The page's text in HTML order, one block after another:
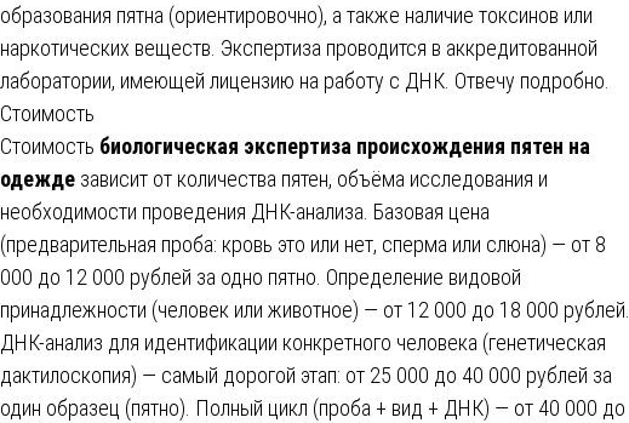
образования пятна (ориентировочно), а также наличие токсинов или
наркотических веществ. Экспертиза проводится в аккредитованной
лаборатории, имеющей лицензию на работу с ДНК. Отвечу подробно.
Стоимость
Стоимость биологическая экспертиза происхождения пятен на
одежде зависит от количества пятен, объёма исследования и
необходимости проведения ДНК-анализа. Базовая цена
(предварительная проба: кровь это или нет, сперма или слюна) — от 8
000 до 12 000 рублей за одно пятно. Определение видовой
принадлежности (человек или животное) — от 12 000 до 18 000 рублей.
ДНК-анализ для идентификации конкретного человека (генетическая
дактилоскопия) — самый дорогой этап: от 25 000 до 40 000 рублей за
один образец (пятно). Полный цикл (проба + вид + ДНК) — от 40 000 до